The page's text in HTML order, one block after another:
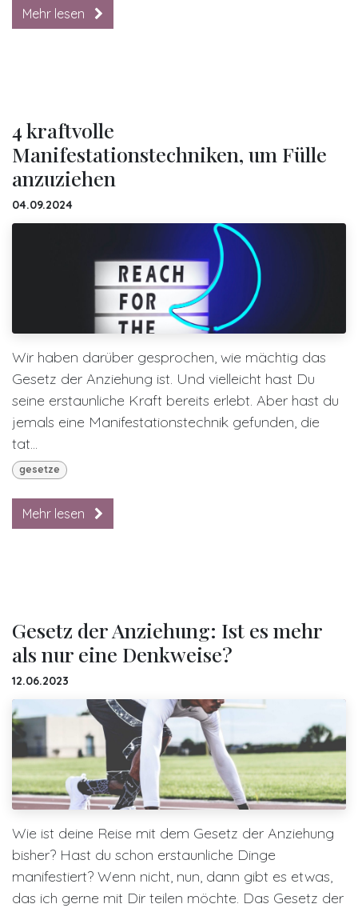
Mehr lesen
4 kraftvolle
Manifestationstechniken, um Fülle
anzuziehen
04.09.2024
Wir haben darüber gesprochen, wie mächtig das
Gesetz der Anziehung ist. Und vielleicht hast Du
seine erstaunliche Kraft bereits erlebt. Aber hast du
jemals eine Manifestationstechnik gefunden, die
tat...
gesetze
Mehr lesen
Gesetz der Anziehung: Ist es mehr
als nur eine Denkweise?
12.06.2023
Wie ist deine Reise mit dem Gesetz der Anziehung
bisher? Hast du schon erstaunliche Dinge
manifestiert? Wenn nicht, nun, dann gibt es etwas,
das ich gerne mit Dir teilen möchte. Das Gesetz der